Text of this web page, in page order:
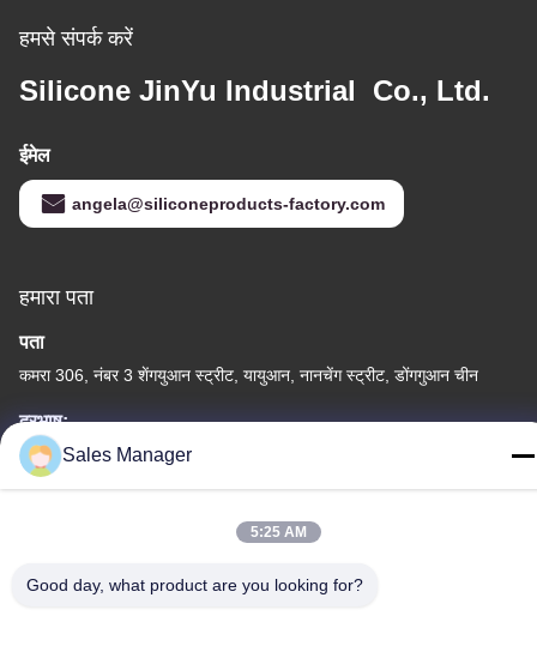
हमसे संपर्क करें
Silicone JinYu Industrial Co., Ltd.
ईमेल
angela@siliconeproducts-factory.com
हमारा पता
पता
कमरा 306, नंबर 3 शेंगयुआन स्ट्रीट, यायुआन, नानचेंग स्ट्रीट, डोंगगुआन चीन
दूरभाष:
86--15028563200
गोपनीयता नीति|साइटमैप
Sales Manager
5:25 AM
Good day, what product are you looking for?